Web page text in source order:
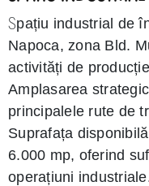
Spațiu industrial de
Napoca, zona Bld.
activități de
Amplasarea
principalele rute de
Suprafața
6.000 mp, oferind
operațiuni